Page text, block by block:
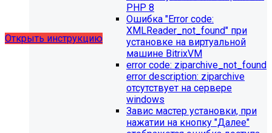
выпущено обновление 1.14.11, согласно которому в
разделе "Педагогический состав"
можно разместить документ и скрыть таблицы.
Открыть инструкцию
PHP 8
Ошибка "Error сode:
XMLReader_not_found" при
установке на виртуальной
машине BitrixVM
error сode: ziparchive_not_found
error description: ziparchive
отсутствует на сервере
windows
Завис мастер установки, при
нажатии на кнопку "Далее"